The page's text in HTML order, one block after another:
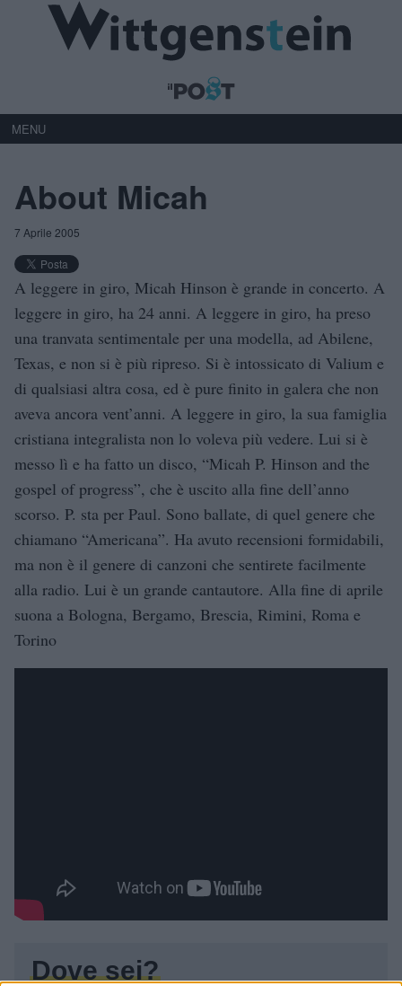
MENU
About Micah
7 Aprile 2005
A leggere in giro, Micah Hinson è grande in concerto. A
leggere in giro, ha 24 anni. A leggere in giro, ha preso
una tranvata sentimentale per una modella, ad Abilene,
Texas, e non si è più ripreso. Si è intossicato di Valium e
di qualsiasi altra cosa, ed è pure finito in galera che non
aveva ancora vent’anni. A leggere in giro, la sua famiglia
cristiana integralista non lo voleva più vedere. Lui si è
messo lì e ha fatto un disco, “Micah P. Hinson and the
gospel of progress”, che è uscito alla fine dell’anno
scorso. P. sta per Paul. Sono ballate, di quel genere che
chiamano “Americana”. Ha avuto recensioni formidabili,
ma non è il genere di canzoni che sentirete facilmente
alla radio. Lui è un grande cantautore. Alla fine di aprile
suona a Bologna, Bergamo, Brescia, Rimini, Roma e
Torino
Dove sei?